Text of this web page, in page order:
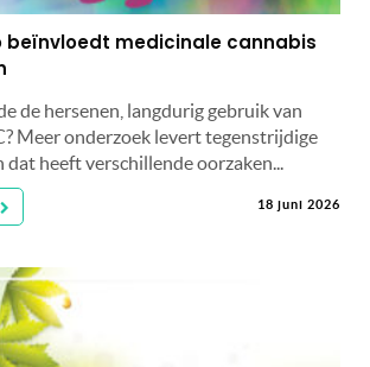
beïnvloedt medicinale cannabis
de hersenen, langdurig gebruik van
Meer onderzoek levert tegenstrijdige
dat heeft verschillende oorzaken...
18 juni 2026